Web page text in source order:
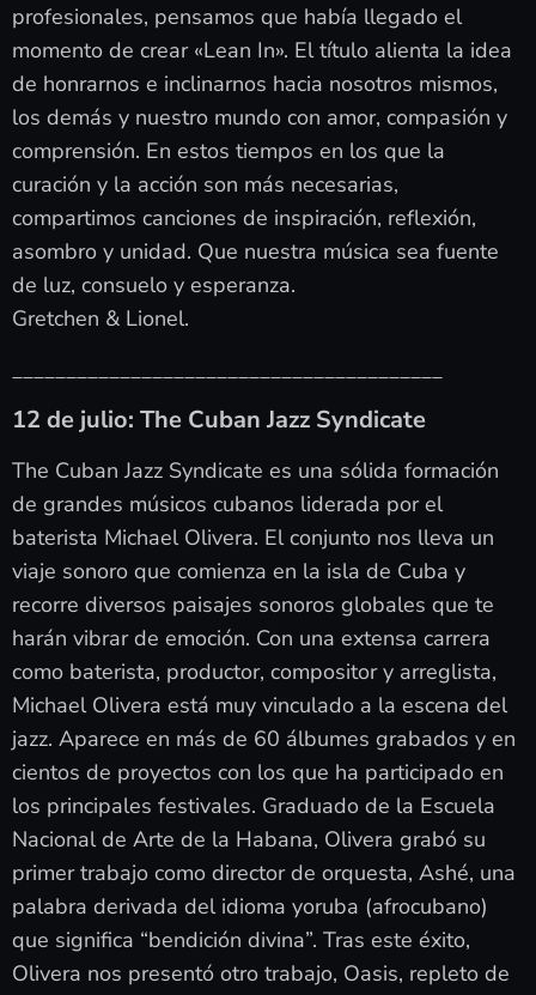
profesionales, pensamos que había llegado el
momento de crear «Lean In». El título alienta la idea
de honrarnos e inclinarnos hacia nosotros mismos,
los demás y nuestro mundo con amor, compasión y
comprensión. En estos tiempos en los que la
curación y la acción son más necesarias,
compartimos canciones de inspiración, reflexión,
asombro y unidad. Que nuestra música sea fuente
de luz, consuelo y esperanza.
Gretchen & Lionel.
12 de julio: The Cuban Jazz Syndicate
The Cuban Jazz Syndicate es una sólida formación
de grandes músicos cubanos liderada por el
baterista Michael Olivera. El conjunto nos lleva un
viaje sonoro que comienza en la isla de Cuba y
recorre diversos paisajes sonoros globales que te
harán vibrar de emoción. Con una extensa carrera
como baterista, productor, compositor y arreglista,
Michael Olivera está muy vinculado a la escena del
jazz. Aparece en más de 60 álbumes grabados y en
cientos de proyectos con los que ha participado en
los principales festivales. Graduado de la Escuela
Nacional de Arte de la Habana, Olivera grabó su
primer trabajo como director de orquesta, Ashé, una
palabra derivada del idioma yoruba (afrocubano)
que significa “bendición divina”. Tras este éxito,
Olivera nos presentó otro trabajo, Oasis, repleto de